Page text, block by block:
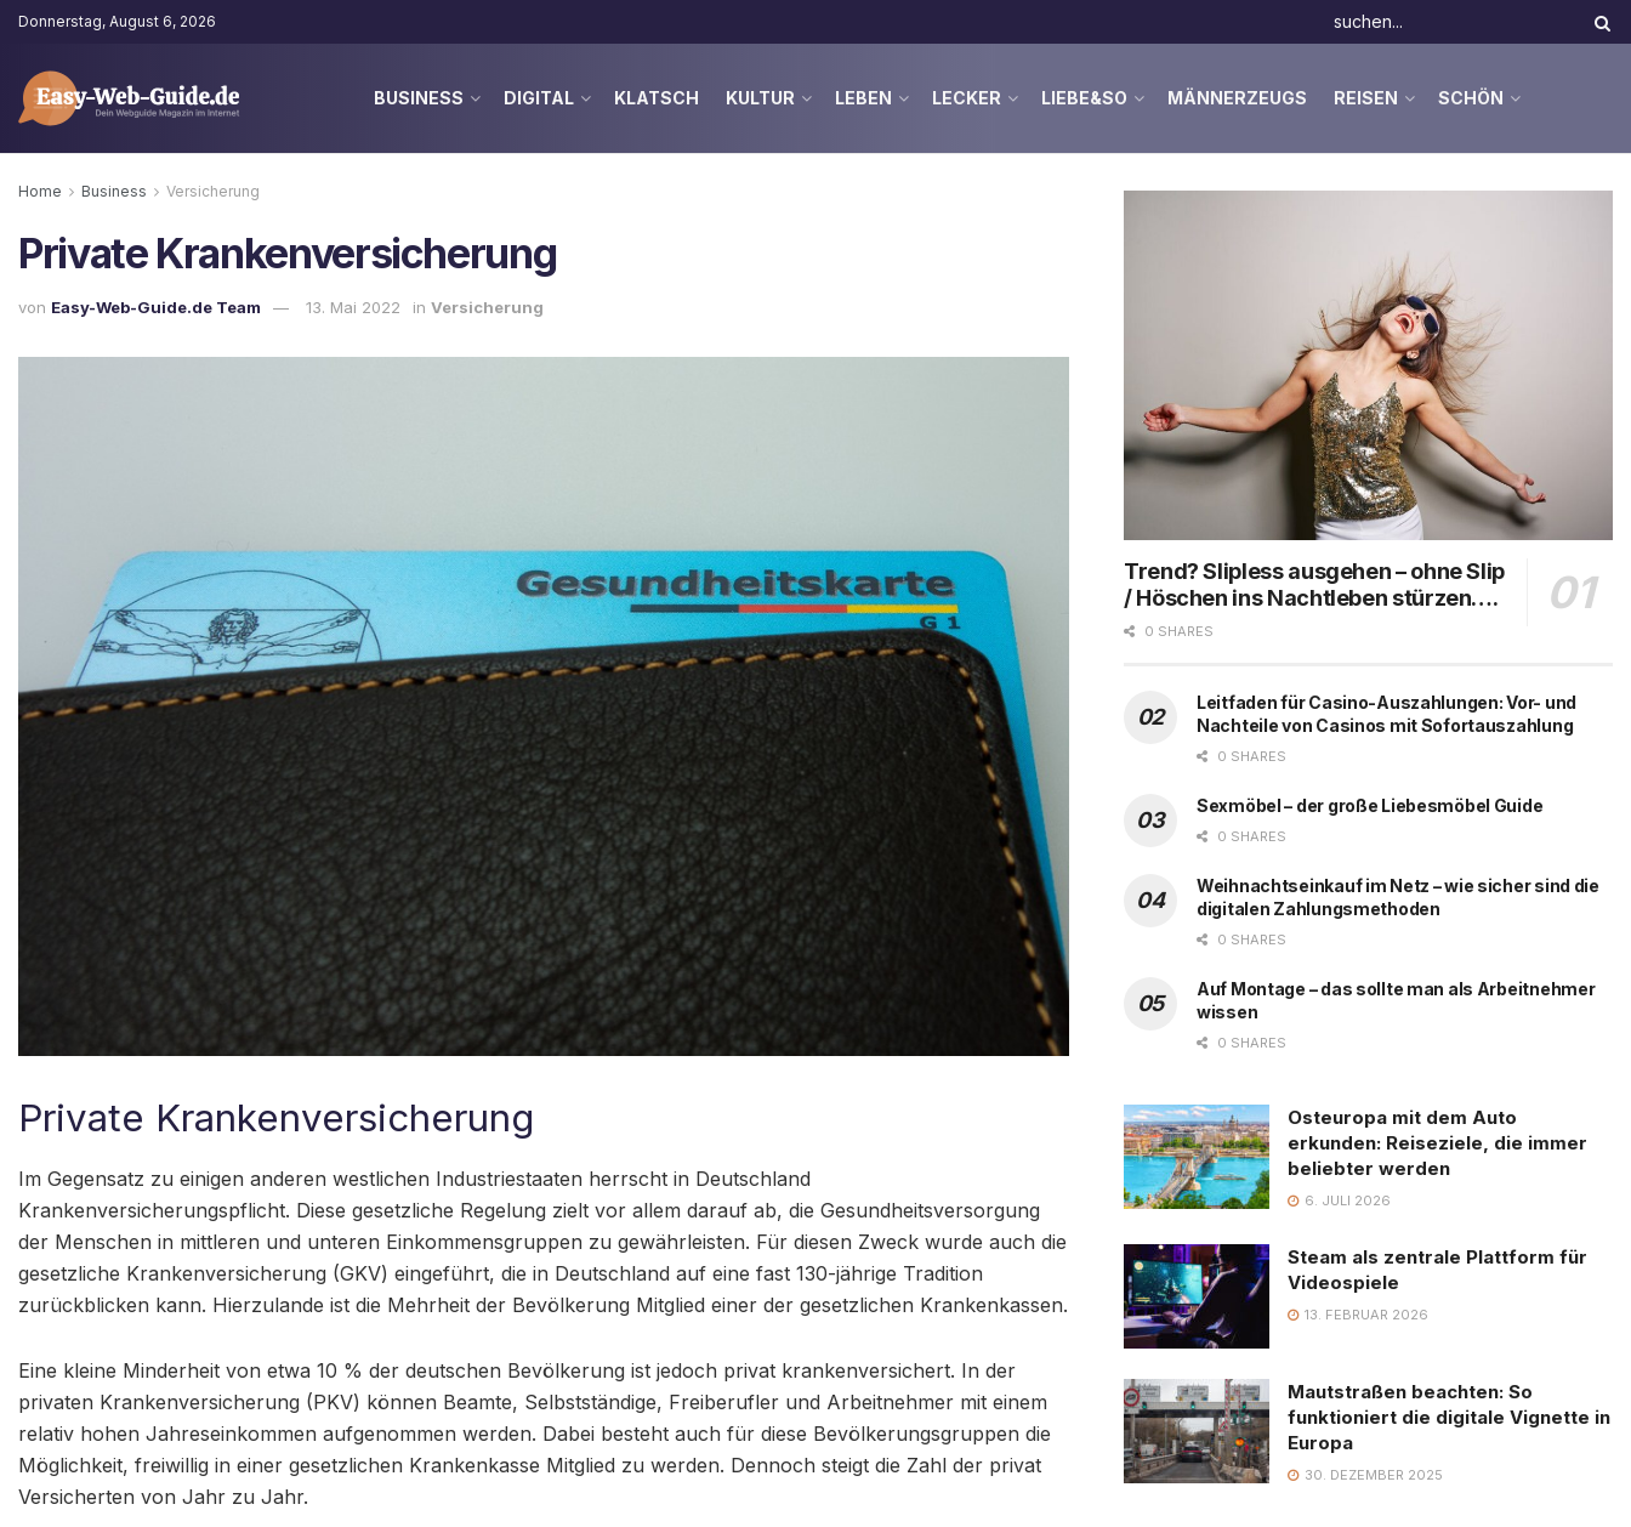
Donnerstag, August 6, 2026
BUSINESS DIGITAL KLATSCH KULTUR LEBEN LECKER LIEBE&SO MÄNNERZEUGS REISEN SCHÖN
Home Business Versicherung
Private Krankenversicherung
von Easy-Web-Guide.de Team 13. Mai 2022 in Versicherung
Private Krankenversicherung
Im Gegensatz zu einigen anderen westlichen Industriestaaten herrscht in Deutschland
Krankenversicherungspflicht. Diese gesetzliche Regelung zielt vor allem darauf ab, die Gesundheitsversorgung
der Menschen in mittleren und unteren Einkommensgruppen zu gewährleisten. Für diesen Zweck wurde auch die
gesetzliche Krankenversicherung (GKV) eingeführt, die in Deutschland auf eine fast 130-jährige Tradition
zurückblicken kann. Hierzulande ist die Mehrheit der Bevölkerung Mitglied einer der gesetzlichen Krankenkassen.
Eine kleine Minderheit von etwa 10 % der deutschen Bevölkerung ist jedoch privat krankenversichert. In der
privaten Krankenversicherung (PKV) können Beamte, Selbstständige, Freiberufler und Arbeitnehmer mit einem
relativ hohen Jahreseinkommen aufgenommen werden. Dabei besteht auch für diese Bevölkerungsgruppen die
Möglichkeit, freiwillig in einer gesetzlichen Krankenkasse Mitglied zu werden. Dennoch steigt die Zahl der privat
Versicherten von Jahr zu Jahr.
Trend? Slipless ausgehen – ohne Slip
/ Höschen ins Nachtleben stürzen….
0 SHARES
Leitfaden für Casino-Auszahlungen: Vor- und
Nachteile von Casinos mit Sofortauszahlung
0 SHARES
Sexmöbel – der große Liebesmöbel Guide
0 SHARES
Weihnachtseinkauf im Netz – wie sicher sind die
digitalen Zahlungsmethoden
0 SHARES
Auf Montage – das sollte man als Arbeitnehmer
wissen
0 SHARES
Osteuropa mit dem Auto
erkunden: Reiseziele, die immer
beliebter werden
6. JULI 2026
Steam als zentrale Plattform für
Videospiele
13. FEBRUAR 2026
Mautstraßen beachten: So
funktioniert die digitale Vignette in
Europa
30. DEZEMBER 2025